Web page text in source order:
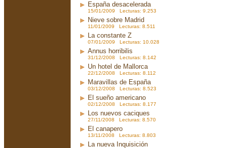
España desacelerada
15/01/2009 Lecturas: 9.253
Nieve sobre Madrid
11/01/2009 Lecturas: 8.511
La constante Z
07/01/2009 Lecturas: 10.028
Annus horribilis
31/12/2008 Lecturas: 8.142
Un hotel de Mallorca
22/12/2008 Lecturas: 8.112
Maravillas de España
03/12/2008 Lecturas: 8.523
El sueño americano
02/12/2008 Lecturas: 8.177
Los nuevos caciques
27/11/2008 Lecturas: 8.570
El canapero
13/11/2008 Lecturas: 8.803
La nueva Inquisición